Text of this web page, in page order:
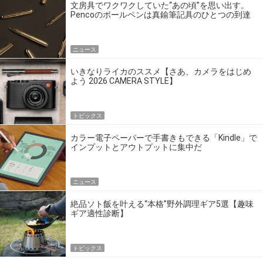
文房具でワクワクしていた“あの頃”を思い出す。
Pencoのボールペンは真鍮筆記具のひとつの到達
ニュース
いきなりライカのススメ【さあ、カメラをはじめ
よう 2026 CAMERA STYLE】
トピックス
カラー電子ペーパーで手書きもできる「Kindle」で
インプットとアウトプットに集中だ
ニュース
絶品ソト飯を叶える“本格”野外調理ギア5選【趣味
ギア適性診断】
トピックス